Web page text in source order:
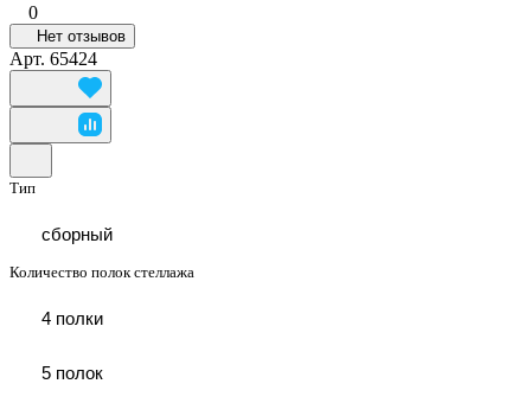
0
Нет отзывов
Арт. 65424
Тип
сборный
Количество полок стеллажа
4 полки
5 полок